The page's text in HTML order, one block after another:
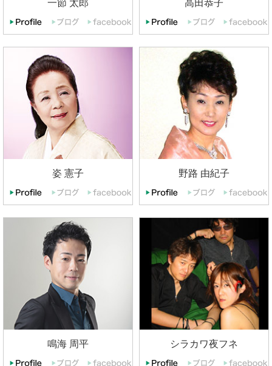
姿 憲子 野路 由紀子
鳴海 周平 シラカワ夜フネ